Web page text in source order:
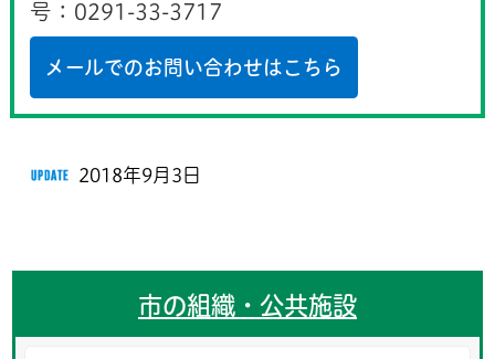
号：0291-33-3717
メールでのお問い合わせはこちら
2018年9月3日
市の組織・公共施設